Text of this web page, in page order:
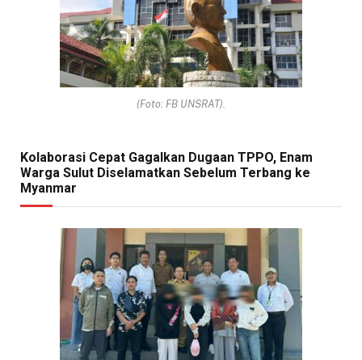
(Foto: FB UNSRAT).
Kolaborasi Cepat Gagalkan Dugaan TPPO, Enam
Warga Sulut Diselamatkan Sebelum Terbang ke
Myanmar